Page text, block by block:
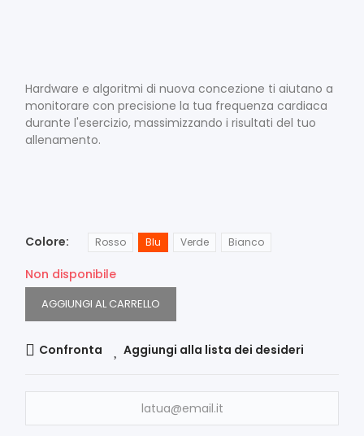
Hardware e algoritmi di nuova concezione ti aiutano a
monitorare con precisione la tua frequenza cardiaca
durante l'esercizio, massimizzando i risultati del tuo
allenamento.
Colore Rosso Blu Verde Bianco
Non disponibile
AGGIUNGI AL CARRELLO
Confronta Aggiungi alla lista dei desideri